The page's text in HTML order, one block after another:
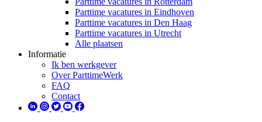
Parttime vacatures in Eindhoven
Parttime vacatures in Den Haag
Parttime vacatures in Utrecht
Alle plaatsen
Informatie
Ik ben werkgever
Over ParttimeWerk
FAQ
Contact